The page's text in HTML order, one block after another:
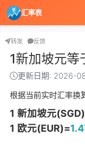
汇率表
转发 反馈
1新加坡元等
更新日期: 2026-
根据当前实时汇率换
1 新加坡元
1 欧元(EUR)=